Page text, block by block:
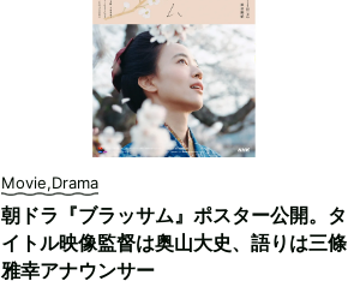
Movie,Drama
朝ドラ『ブラッサム』ポスター公開。タ
イトル映像監督は奥山大史、語りは三條
雅幸アナウンサー